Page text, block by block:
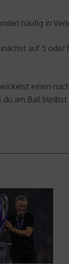
häufig in
auf 5 oder
einen
du am Ball